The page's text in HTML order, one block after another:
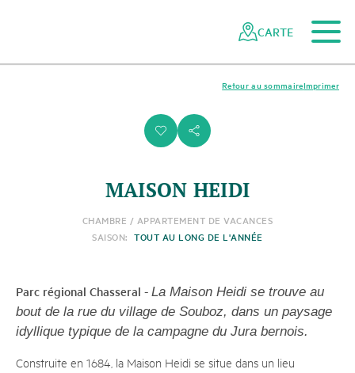
réseau
CARTE
i s
Imprimer
Retour au sommaire
MAISON HEIDI
CHAMBRE / APPARTEMENT DE VACANCES
SAISON: TOUT AU LONG DE L'ANNÉE
Parc régional Chasseral - La Maison Heidi se trouve au
bout de la rue du village de Souboz, dans un paysage
idyllique typique de la campagne du Jura bernois.
Construite en 1684, la Maison Heidi se situe dans un lieu